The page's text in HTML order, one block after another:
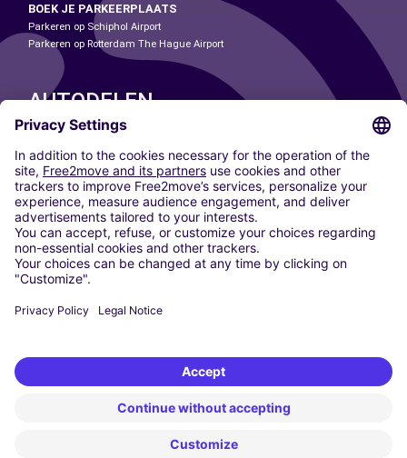
BOEK JE PARKEERPLAATS
Parkeren op Schiphol Airport
Parkeren op Rotterdam The Hague Airport
AUTODELEN
ONZE STEDEN
Paris
Madrid
Washington DC
Milaan
Rome
Turijn
Wenen
Berlijn
Düsseldorf